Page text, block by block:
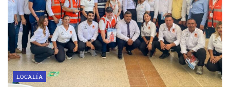
LOCALÍA